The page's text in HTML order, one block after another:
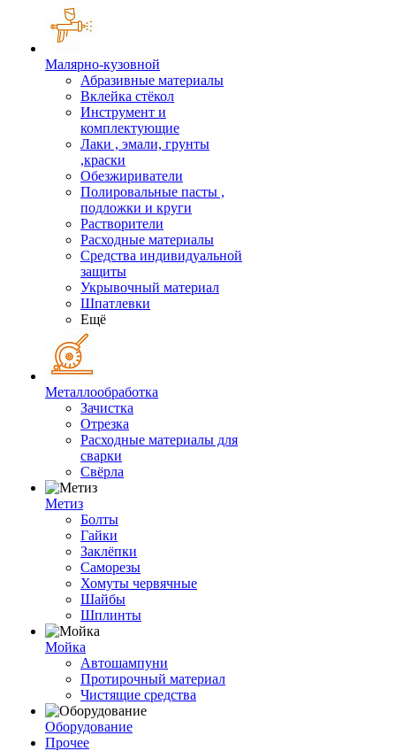
Малярно-кузовной
Абразивные материалы
Вклейка стёкол
Инструмент и
комплектующие
Лаки , эмали, грунты
,краски
Обезжириватели
Полировальные пасты ,
подложки и круги
Растворители
Расходные материалы
Средства индивидуальной
защиты
Укрывочный материал
Шпатлевки
Ещё
Металлообработка
Зачистка
Отрезка
Расходные материалы для
сварки
Свёрла
Метиз
Болты
Гайки
Заклёпки
Саморезы
Хомуты червячные
Шайбы
Шплинты
Мойка
Автошампуни
Протирочный материал
Чистящие средства
Оборудование
Прочее